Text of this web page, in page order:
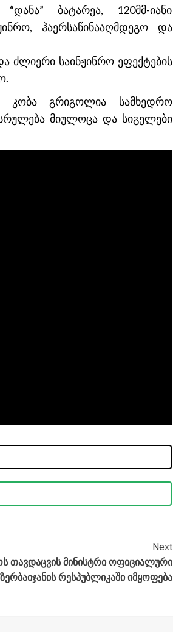
ბატარეა, 120მმ-იანი
ჰაერსაწინააღმდეგო და
ძლიერი საინჟინრო ეფექტების
კობა გრიგოლია სამხედრო
მიულოცა და სიგელები
Next
თავდაცვის მინისტრი ოფიციალური
რესპუბლიკაში იმყოფება